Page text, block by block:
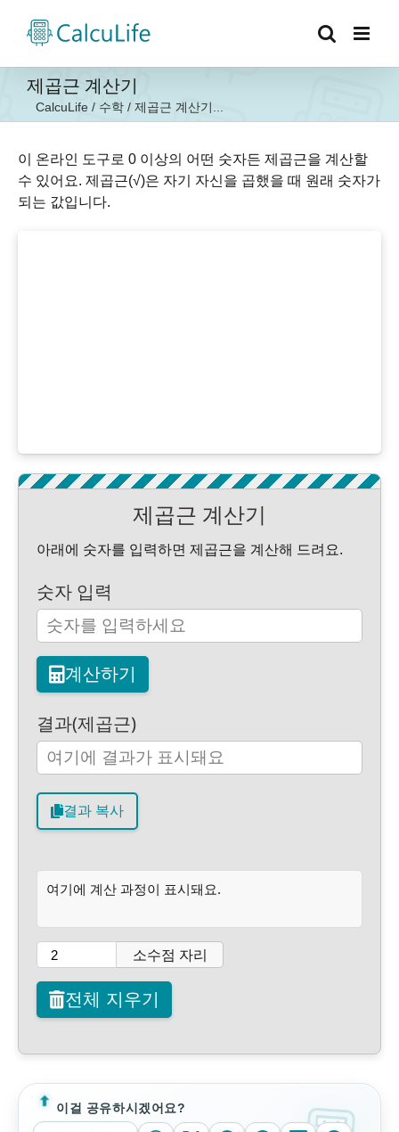
제곱근 계산기
CalcuLife / 수학 / 제곱근 계산기...
이 온라인 도구로 0 이상의 어떤 숫자든 제곱근을 계산할
수 있어요. 제곱근(√)은 자기 자신을 곱했을 때 원래 숫자가
되는 값입니다.
제곱근 계산기
아래에 숫자를 입력하면 제곱근을 계산해 드려요.
숫자 입력
계산하기
결과(제곱근)
결과 복사
여기에 계산 과정이 표시돼요.
소수점 자리
전체 지우기
이걸 공유하시겠어요?